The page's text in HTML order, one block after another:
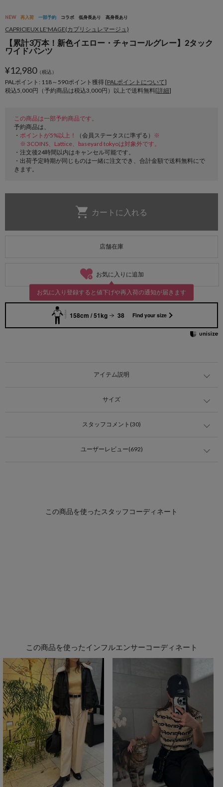
NEW 再入荷 一部予約 コラボ 低身長あり 高身長あり
CAPRICIEUX LE'MAGE(カプリシュレマージュ)
【累計3万本！新色イエロー・チャコールグレー】2タック
ワイドパンツ
¥12,980（税込）
PALポイント: 118～ 590ポイント獲得 [PALポイントについて]
税込5,000円（予約商品は税込3,000円）以上で送料無料[詳細]
この商品は一部予約商品です。
予約商品は、
・ ポイントが5%以上！ （会員ステータスに準ずる）
※
※ 3COINS、Lattice、baseyard tokyoは対象外です。
・注文後24時間以内はキャンセル可能です。
・出荷予定時期が同じものは一緒に注文でき、合計金額で送料無料にで
きます。
店舗在庫
お気に入りに追加
お気に入り登録すると値下げや再入荷の通知が届きます
158cm / 51kg 38 Find your size
アイテム説明
サイズ
スタッフコメント(30)
ユーザーレビュー(692)
この商品を使ったインフルエンサーコーディネート